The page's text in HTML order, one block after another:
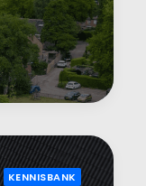
KENNISBANK